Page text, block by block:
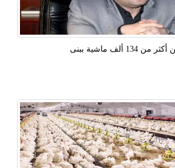
134 ألف ماشية ببنى